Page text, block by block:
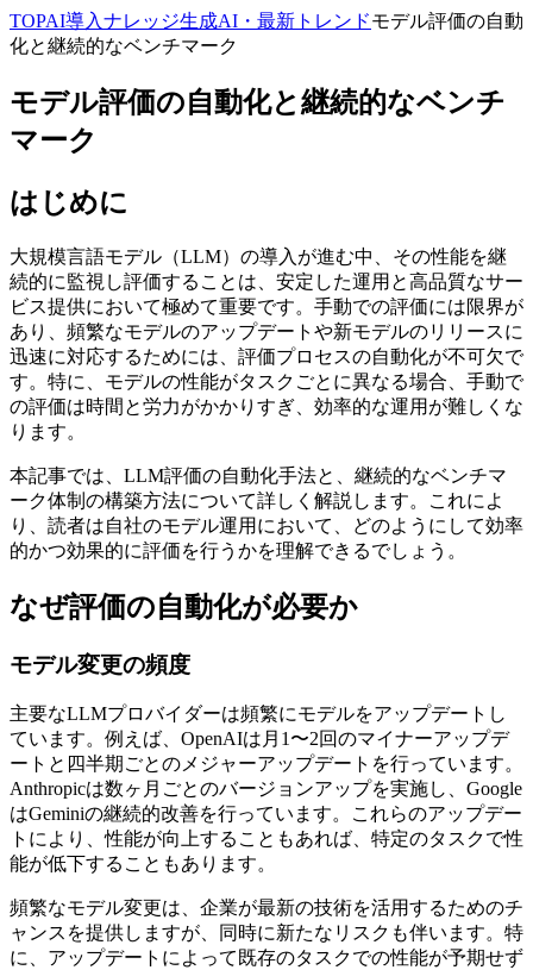
TOPAI導入ナレッジ生成AI・最新トレンドモデル評価の自動
化と継続的なベンチマーク
モデル評価の自動化と継続的なベンチ
マーク
はじめに
大規模言語モデル（LLM）の導入が進む中、その性能を継
続的に監視し評価することは、安定した運用と高品質なサー
ビス提供において極めて重要です。手動での評価には限界が
あり、頻繁なモデルのアップデートや新モデルのリリースに
迅速に対応するためには、評価プロセスの自動化が不可欠で
す。特に、モデルの性能がタスクごとに異なる場合、手動で
の評価は時間と労力がかかりすぎ、効率的な運用が難しくな
ります。
本記事では、LLM評価の自動化手法と、継続的なベンチマ
ーク体制の構築方法について詳しく解説します。これによ
り、読者は自社のモデル運用において、どのようにして効率
的かつ効果的に評価を行うかを理解できるでしょう。
なぜ評価の自動化が必要か
モデル変更の頻度
主要なLLMプロバイダーは頻繁にモデルをアップデートし
ています。例えば、OpenAIは月1〜2回のマイナーアップデ
ートと四半期ごとのメジャーアップデートを行っています。
Anthropicは数ヶ月ごとのバージョンアップを実施し、Google
はGeminiの継続的改善を行っています。これらのアップデー
トにより、性能が向上することもあれば、特定のタスクで性
能が低下することもあります。
頻繁なモデル変更は、企業が最新の技術を活用するためのチ
ャンスを提供しますが、同時に新たなリスクも伴います。特
に、アップデートによって既存のタスクでの性能が予期せず